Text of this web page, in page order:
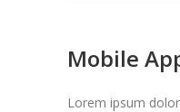
Mobile
Lorem ipsum